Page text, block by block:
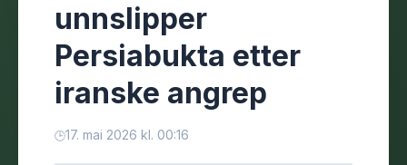
unnslipper
Persiabukta etter
iranske angrep
17. mai 2026 kl. 00:16